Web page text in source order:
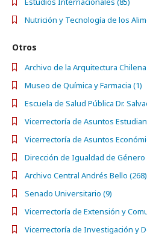
Nutrición y Tecnología de los
Otros
Archivo de la Arquitectura Chilena
Museo de Química y Farmacia (1)
Escuela de Salud Pública Dr.
Vicerrectoría de Asuntos
Vicerrectoría de Asuntos
Dirección de Igualdad de Género
Archivo Central Andrés Bello (268)
Senado Universitario (9)
Vicerrectoría de Extensión y
Vicerrectoría de Investigación y